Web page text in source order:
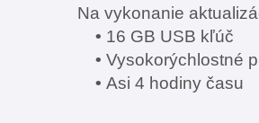
Na vykonanie
• 16 GB USB kľúč
• Vysokorýchlostné
• Asi 4 hodiny času